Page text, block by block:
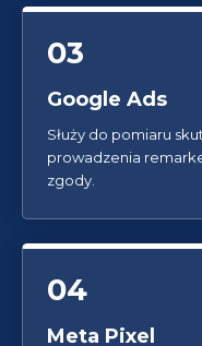
03
Google Ads
Służy do pomiaru
prowadzenia
zgody.
04
Meta Pixel